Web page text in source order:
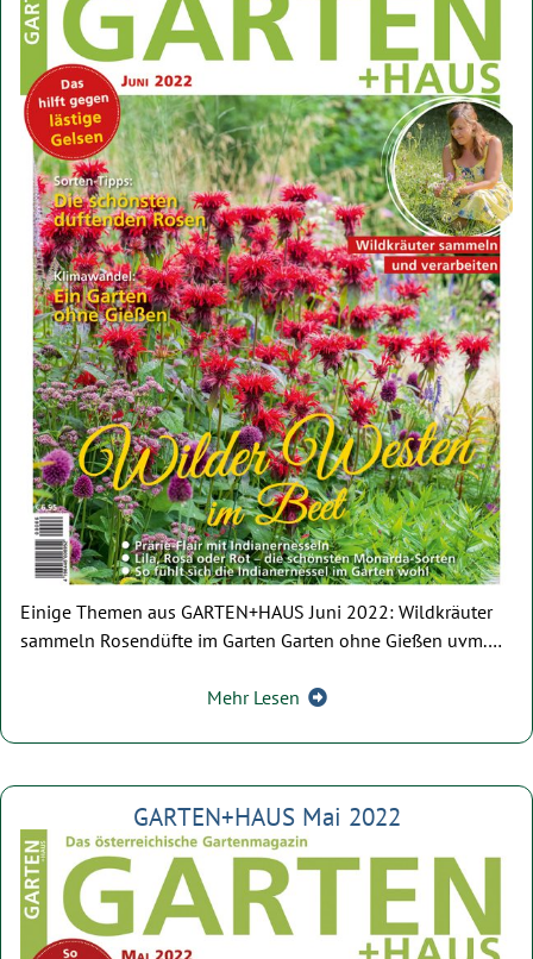
Einige Themen aus GARTEN+HAUS Juni 2022: Wildkräuter
sammeln Rosendüfte im Garten Garten ohne Gießen uvm.…
Mehr Lesen
GARTEN+HAUS Mai 2022